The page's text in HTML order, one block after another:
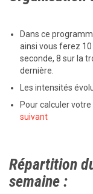
Dans ce
ainsi vous ferez
seconde, 8 sur la
dernière.
Les intensités
Pour calculer
suivant
Répartition
semaine :